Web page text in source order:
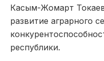
Касым-Жомарт
развитие аграрного
республики.